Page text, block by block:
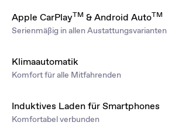
Apple CarPlayTM & Android AutoTM
Serienmäßig in allen Austattungsvarianten
Klimaautomatik
Komfort für alle Mitfahrenden
Induktives Laden für Smartphones
Komfortabel verbunden